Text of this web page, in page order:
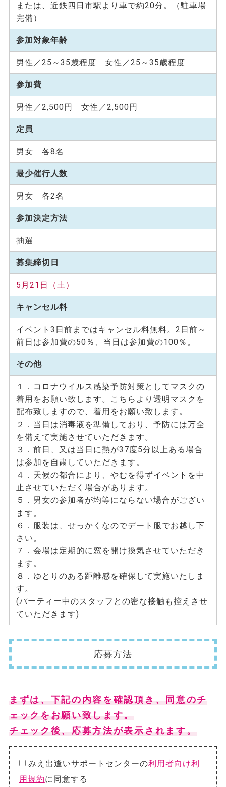
または、近鉄四日市駅より車で約20分。（駐車場
完備）
参加対象年齢
男性／25～35歳程度 女性／25～35歳程度
参加費
男性／2,500円 女性／2,500円
定員
男女 各8名
最少催行人数
男女 各2名
参加決定方法
抽選
募集締切日
5月21日（土）
キャンセル料
イベント3日前まではキャンセル料無料。2日前～
前日は参加費の50％、当日は参加費の100％。
その他
１．コロナウイルス感染予防対策としてマスクの
着用をお願い致します。こちらより透明マスクを
配布致しますので、着用をお願い致します。
２．当日は消毒液を準備しており、予防には万全
を備えて実施させていただきます。
３．前日、又は当日に熱が37度5分以上ある場合
は参加を自粛していただきます。
４．天候の都合により、やむを得ずイベントを中
止させていただく場合があります。
５．男女の参加者が均等にならない場合がござい
ます。
６．服装は、せっかくなのでデート服でお越し下
さい。
７．会場は定期的に窓を開け換気させていただき
ます。
８．ゆとりのある距離感を確保して実施いたしま
す。
(パーティー中のスタッフとの密な接触も控えさせ
ていただきます)
応募方法
まずは、下記の内容を確認頂き、同意のチ
ェックをお願い致します。
チェック後、応募方法が表示されます。
みえ出逢いサポートセンターの利用者向け利
用規約に同意する